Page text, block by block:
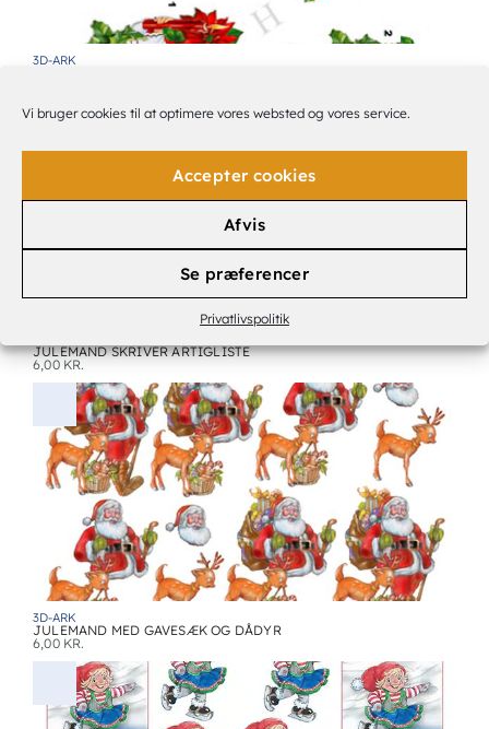
Vi bruger cookies til at optimere vores websted og vores service.
Accepter cookies
Afvis
Se præferencer
Privatlivspolitik
3D-ARK
JULEMAND SKRIVER ARTIGLISTE
6,00 KR.
3D-ARK
JULEMAND MED GAVESÆK OG DÅDYR
6,00 KR.